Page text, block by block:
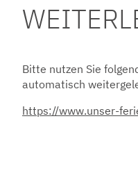
Bitte nutzen Sie
automatisch
https://www.unser-